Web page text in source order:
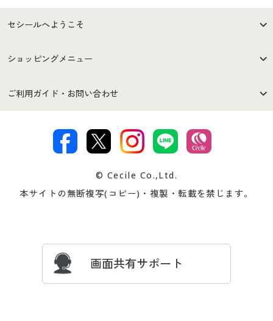
セシールへようこそ
はじめての方へ
セシールご利用規約
著作権・商標について 会社案内
ショッピングメニュー
商品カテゴリ
プレゼント＆キャンペーン サイトマップ
ご利用ガイド・お問い合わせ
交換・返品は お支払は
ついて
忘れの場合
© Cecile Co.,Ltd.
本サイトの無断複写(コピー)・複製・転載を禁じます。
画面共有サポート